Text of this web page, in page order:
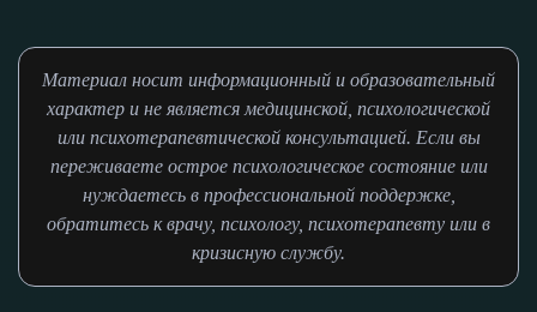
Материал носит информационный и образовательный
характер и не является медицинской, психологической
или психотерапевтической консультацией. Если вы
переживаете острое психологическое состояние или
нуждаетесь в профессиональной поддержке,
обратитесь к врачу, психологу, психотерапевту или в
кризисную службу.